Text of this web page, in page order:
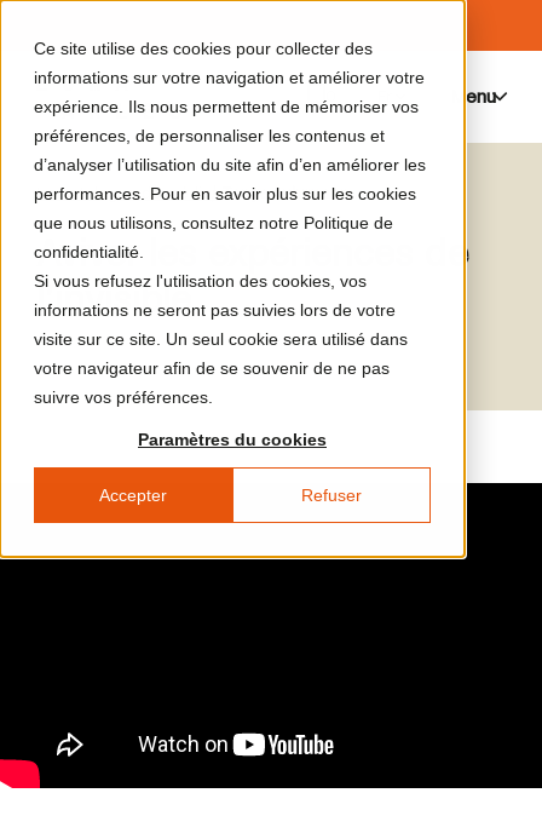
Ce site utilise des cookies pour collecter des
informations sur votre navigation et améliorer votre
expérience. Ils nous permettent de mémoriser vos
préférences, de personnaliser les contenus et
d’analyser l’utilisation du site afin d’en améliorer les
performances. Pour en savoir plus sur les cookies
que nous utilisons, consultez notre Politique de
confidentialité.
Si vous refusez l'utilisation des cookies, vos
informations ne seront pas suivies lors de votre
visite sur ce site. Un seul cookie sera utilisé dans
votre navigateur afin de se souvenir de ne pas
suivre vos préférences.
Paramètres du cookies
Accepter Refuser
Menu
Le catalogue de médiasTanya Luhrmann
Aviver les expériences de
l’invisible